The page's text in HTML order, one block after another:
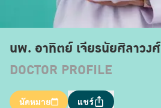
นพ. อาทิตย์ เจียรนัยศิลาวงศ์
DOCTOR PROFILE
นัดหมาย แชร์